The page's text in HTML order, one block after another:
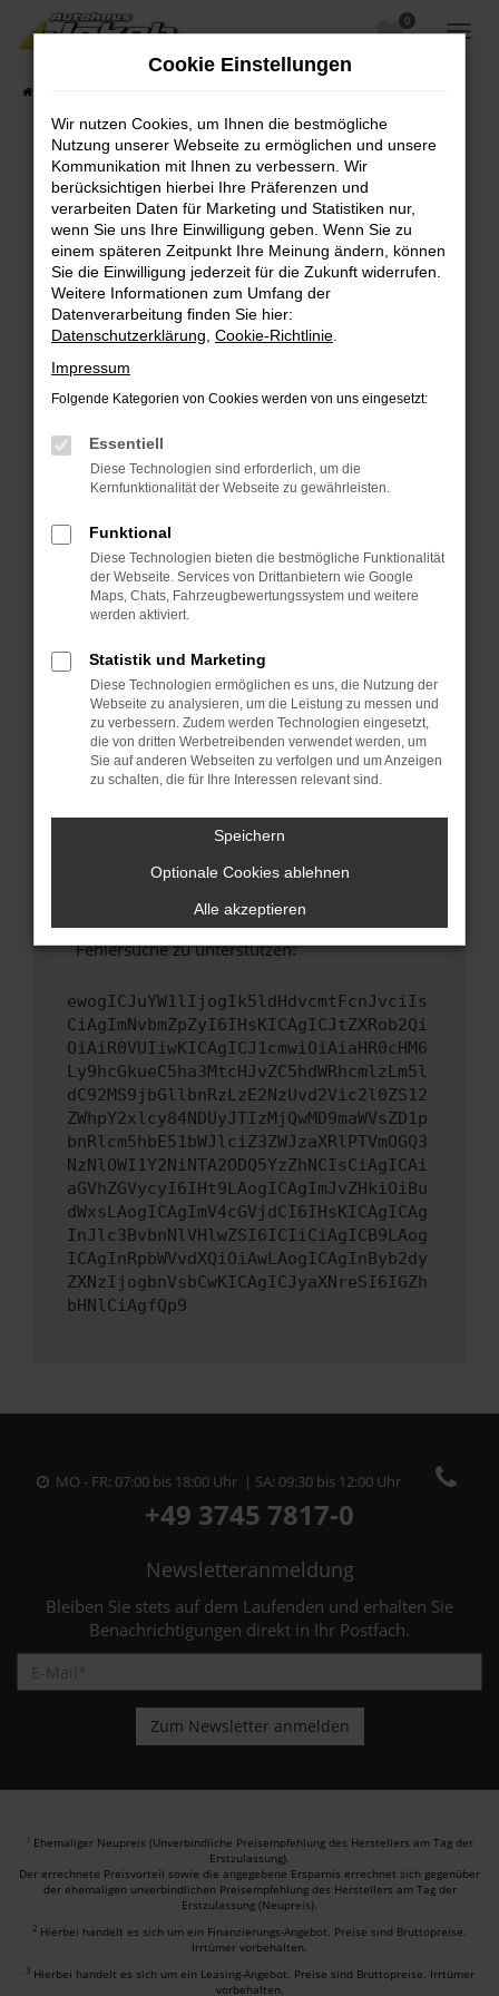
Zum
Hauptinhalt
0
Fehler: Network Error
Beim Laden ist ein Fehler aufgetreten.
Hier sind ein paar Tipps, die dir helfen können:
Überprüfe deine Firewall und deine
Internetverbindung.
Laden andere Webseiten, zum Beispiel deine
Suchmaschine?
Prüfe deine Browsererweiterungen.
Manche Erweiterungen, wie Werbeblocker,
können das Laden bestimmter Seiten
verhindern. Funktioniert die Seite in einem
Fenster?
Starte dein Gerät neu.
Das kann manchmal helfen, vorübergehende
Probleme zu beheben.
Betriebssystem auf dem neuesten Stand
sind.
Veraltete Software birgt nicht nur ein
Sicherheitsrisiko, sondern kann auch dazu
führen, dass bestimmte Funktionen nicht mehr
unterstützt werden.
Wende dich an den Webseitenbetreiber.
Wenn du alle oben genannten Schritte versucht
hast, kontaktiere uns bitte. Wir werden
versuchen, das Problem zu beheben. Du kannst
uns diesen Text schicken, um uns bei der
Fehlersuche zu unterstützen:
ewogICJuYW1lIjogIk5ldHdvcmtFcnJvciIs
CiAgImNvbmZpZyI6IHsKICAgICJtZXRob2Qi
OiAiR0VUIiwKICAgICJ1cmwiOiAiaHR0cHM6
Ly9hcGkueC5ha3MtcHJvZC5hdWRhcmlzLm5l
dC92MS9jbGllbnRzLzE2NzUvd2Vic2l0ZS12
ZWhpY2xlcy84NDUyJTIzMjQwMD9maWVsZD1p
bnRlcm5hbE51bWJlciZ3ZWJzaXRlPTVmOGQ3
NzNlOWI1Y2NiNTA2ODQ5YzZhNCIsCiAgICAi
aGVhZGVycyI6IHt9LAogICAgImJvZHkiOiBu
dWxsLAogICAgImV4cGVjdCI6IHsKICAgICAg
InJlc3BvbnNlVHlwZSI6ICIiCiAgICB9LAog
ICAgInRpbWVvdXQiOiAwLAogICAgInByb2dy
ZXNzIjogbnVsbCwKICAgICJyaXNreSI6IGZh
bHNlCiAgfQp9
MO - FR: 07:00 bis 18:00 Uhr | SA: 09:30 bis 12:00 Uhr
+49 3745 7817-0
Newsletteranmeldung
Bleiben Sie stets auf dem Laufenden und erhalten Sie
Benachrichtigungen direkt in Ihr Postfach.
1 Ehemaliger Neupreis (Unverbindliche Preisempfehlung des Herstellers am Tag der
Erstzulassung).
Der errechnete Preisvorteil sowie die angegebene Ersparnis errechnet sich gegenüber
der ehemaligen unverbindlichen Preisempfehlung des Herstellers am Tag der
Erstzulassung (Neupreis).
2 Hierbei handelt es sich um ein Finanzierungs-Angebot. Preise sind Bruttopreise.
Irrtümer vorbehalten.
3 Hierbei handelt es sich um ein Leasing-Angebot. Preise sind Bruttopreise. Irrtümer
vorbehalten.
Cookie Einstellungen
Wir nutzen Cookies, um Ihnen die bestmögliche
Nutzung unserer Webseite zu ermöglichen und unsere
Kommunikation mit Ihnen zu verbessern. Wir
berücksichtigen hierbei Ihre Präferenzen und
verarbeiten Daten für Marketing und Statistiken nur,
wenn Sie uns Ihre Einwilligung geben. Wenn Sie zu
einem späteren Zeitpunkt Ihre Meinung ändern, können
Sie die Einwilligung jederzeit für die Zukunft widerrufen.
Weitere Informationen zum Umfang der
Datenverarbeitung finden Sie hier:
Datenschutzerklärung Cookie-Richtlinie
Impressum
Folgende Kategorien von Cookies werden von uns eingesetzt:
Essentiell
Diese Technologien sind erforderlich, um die
Kernfunktionalität der Webseite zu gewährleisten.
Funktional
Diese Technologien bieten die bestmögliche Funktionalität
der Webseite. Services von Drittanbietern wie Google
Maps, Chats, Fahrzeugbewertungssystem und weitere
werden aktiviert.
Statistik und Marketing
Diese Technologien ermöglichen es uns, die Nutzung der
Webseite zu analysieren, um die Leistung zu messen und
zu verbessern. Zudem werden Technologien eingesetzt,
die von dritten Werbetreibenden verwendet werden, um
Sie auf anderen Webseiten zu verfolgen und um Anzeigen
zu schalten, die für Ihre Interessen relevant sind.
Speichern
Optionale Cookies ablehnen
Alle akzeptieren